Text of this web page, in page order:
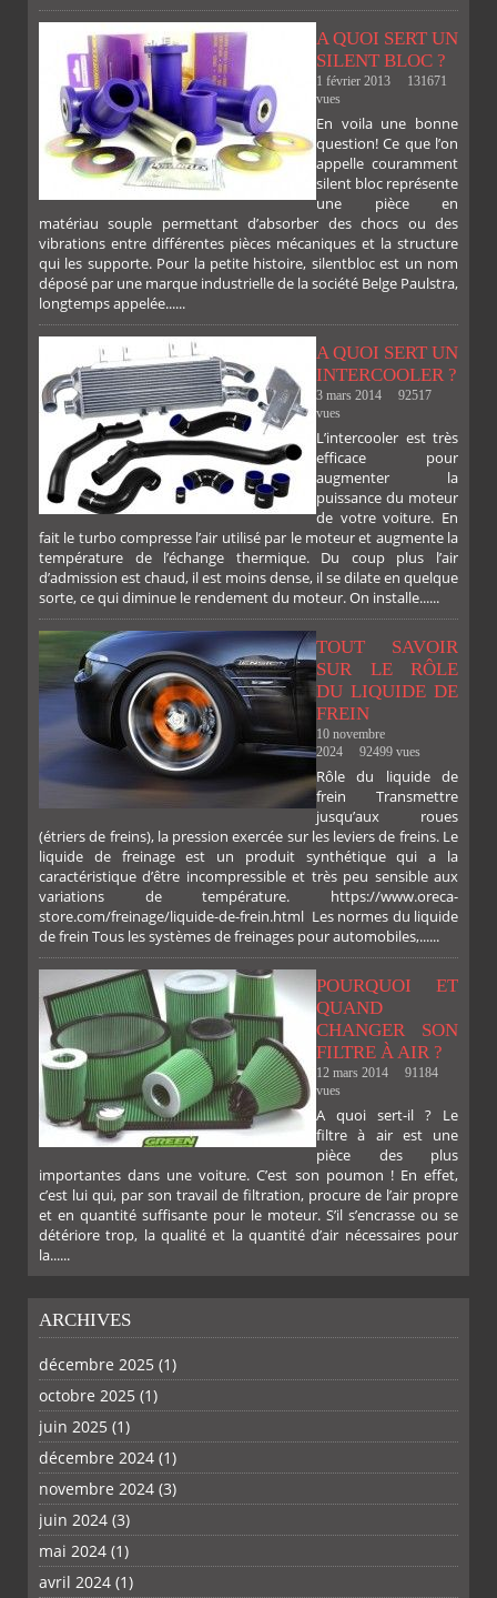
FACEBOOKTWITTERGOOGLE
PLUS
PINTEREST
PLUS
A QUOI SERT UN
SILENT BLOC ?
1 février 2013
131671
vues
En voila une bonne
question! Ce que l’on
appelle couramment
silent bloc représente
une pièce en
matériau souple permettant d’absorber des chocs ou des
vibrations entre différentes pièces mécaniques et la structure
qui les supporte. Pour la petite histoire, silentbloc est un nom
déposé par une marque industrielle de la société Belge Paulstra,
longtemps appelée......
A QUOI SERT UN
INTERCOOLER ?
3 mars 2014
92517
vues
L’intercooler est très
efficace pour
augmenter la
puissance du moteur
de votre voiture. En
fait le turbo compresse l’air utilisé par le moteur et augmente la
température de l’échange thermique. Du coup plus l’air
d’admission est chaud, il est moins dense, il se dilate en quelque
sorte, ce qui diminue le rendement du moteur. On installe......
TOUT SAVOIR
SUR LE RÔLE
DU LIQUIDE DE
FREIN
10 novembre
2024
92499 vues
Rôle du liquide de
frein Transmettre
jusqu’aux roues
(étriers de freins), la pression exercée sur les leviers de freins. Le
liquide de freinage est un produit synthétique qui a la
caractéristique d’être incompressible et très peu sensible aux
variations de température. https://www.oreca-
store.com/freinage/liquide-de-frein.html Les normes du liquide
de frein Tous les systèmes de freinages pour automobiles,......
POURQUOI ET
QUAND
CHANGER SON
FILTRE À AIR ?
12 mars 2014
91184
vues
A quoi sert-il ? Le
filtre à air est une
pièce des plus
importantes dans une voiture. C’est son poumon ! En effet,
c’est lui qui, par son travail de filtration, procure de l’air propre
et en quantité suffisante pour le moteur. S’il s’encrasse ou se
détériore trop, la qualité et la quantité d’air nécessaires pour
la......
ARCHIVES
décembre 2025 (1)
octobre 2025 (1)
juin 2025 (1)
décembre 2024 (1)
novembre 2024 (3)
juin 2024 (3)
mai 2024 (1)
avril 2024 (1)